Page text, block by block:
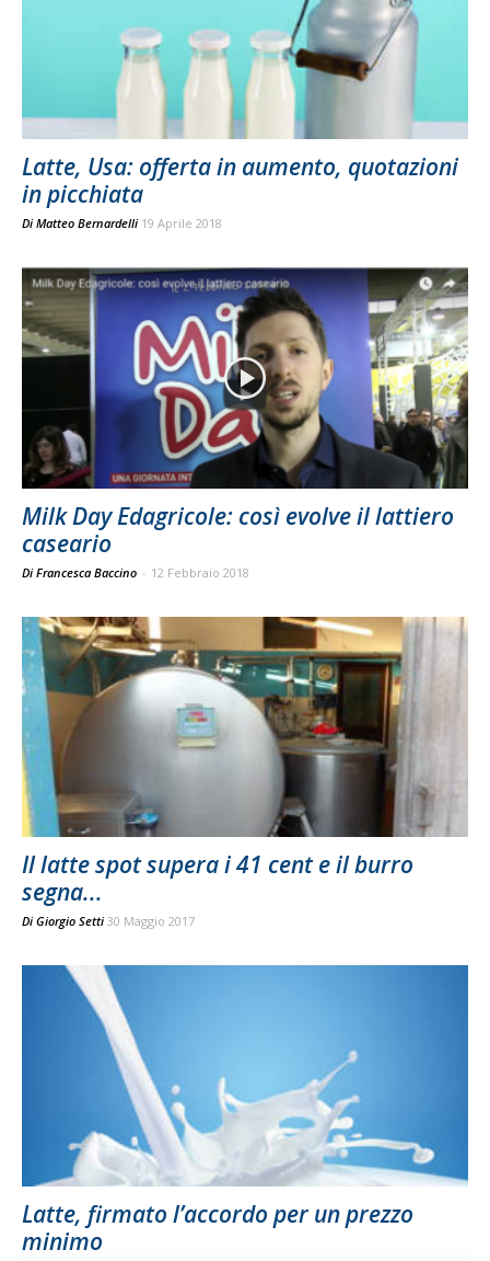
Latte, Usa: offerta in aumento, quotazioni
in picchiata
Di Matteo Bernardelli 19 Aprile 2018
Milk Day Edagricole: così evolve il lattiero
caseario
Di Francesca Baccino - 12 Febbraio 2018
Il latte spot supera i 41 cent e il burro
segna...
Di Giorgio Setti 30 Maggio 2017
Latte, firmato l’accordo per un prezzo
minimo